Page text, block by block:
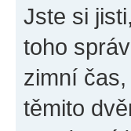
Jste si
toho
zimní
těmito